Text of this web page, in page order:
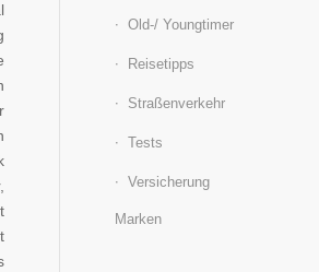
Old-/ Youngtimer
Reisetipps
Straßenverkehr
Tests
Versicherung
Marken